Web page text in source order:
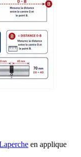
en applique